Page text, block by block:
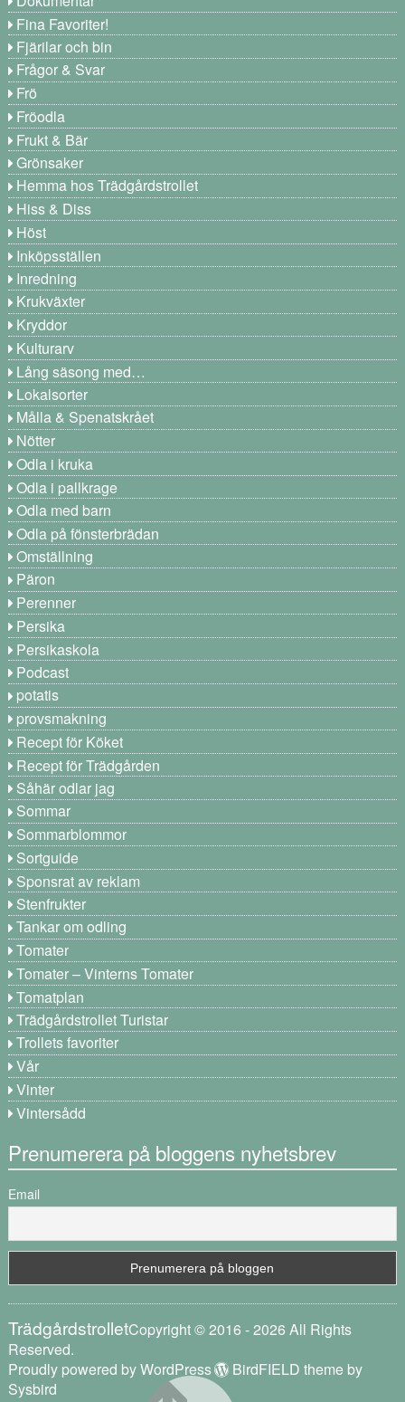
Fina Favoriter!
Fjärilar och bin
Frågor & Svar
Frö
Fröodla
Frukt & Bär
Grönsaker
Hemma hos Trädgårdstrollet
Hiss & Diss
Höst
Inköpsställen
Inredning
Krukväxter
Kryddor
Kulturarv
Lång säsong med…
Lokalsorter
Målla & Spenatskrået
Nötter
Odla i kruka
Odla i pallkrage
Odla med barn
Odla på fönsterbrädan
Omställning
Päron
Perenner
Persika
Persikaskola
Podcast
potatis
provsmakning
Recept för Köket
Recept för Trädgården
Såhär odlar jag
Sommar
Sommarblommor
Sortguide
Sponsrat av reklam
Stenfrukter
Tankar om odling
Tomater
Tomater – Vinterns Tomater
Tomatplan
Trädgårdstrollet Turistar
Trollets favoriter
Vår
Vinter
Vintersådd
Prenumerera på bloggens nyhetsbrev
Email
TrädgårdstrolletCopyright © 2016 - 2026 All Rights
Reserved.
Proudly powered by WordPress
BirdFIELD theme by
Sysbird